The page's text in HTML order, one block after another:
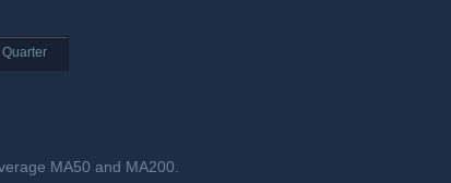
Quarter
MA50 and MA200.